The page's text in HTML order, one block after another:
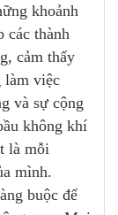
khoảnh
các thành
cảm thấy
làm việc
và sự cộng
không khí
là mỗi
mình.
buộc để